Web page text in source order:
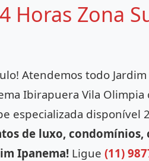
Horas Zona
Atendemos todo
Ibirapuera Vila Olimpia
especializada disponível
de luxo, condomínios,
Ipanema!Ligue (11)